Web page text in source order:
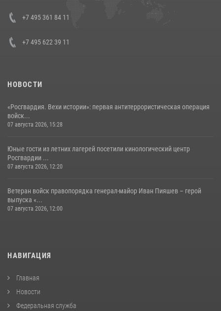
+7 495 361 84 11
+7 495 622 39 11
НОВОСТИ
«Росгвардия. Вехи истории»: первая антитеррористическая операция
войск...
07 августа 2026, 15:28
Юные гости из летних лагерей посетили кинологический центр
Росгвардии ...
07 августа 2026, 12:20
Ветеран войск правопорядка генерал-майор Иван Пияшев – герой
выпуска «...
07 августа 2026, 12:00
НАВИГАЦИЯ
Главная
Новости
Федеральная служба